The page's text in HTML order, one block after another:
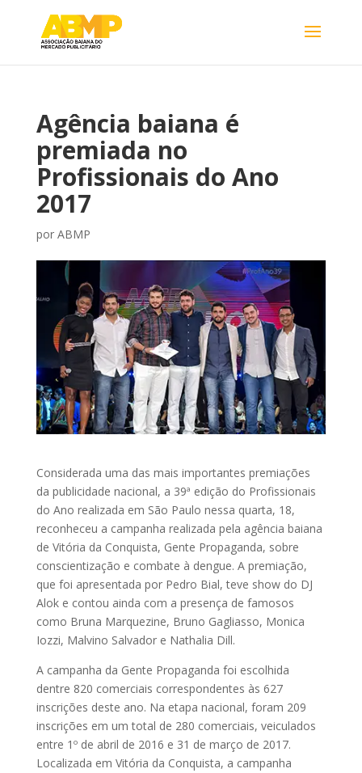
Agência baiana é
premiada no
Profissionais do Ano
2017
por ABMP
Considerada uma das mais importantes premiações
da publicidade nacional, a 39ª edição do Profissionais
do Ano realizada em São Paulo nessa quarta, 18,
reconheceu a campanha realizada pela agência baiana
de Vitória da Conquista, Gente Propaganda, sobre
conscientização e combate à dengue. A premiação,
que foi apresentada por Pedro Bial, teve show do DJ
Alok e contou ainda com a presença de famosos
como Bruna Marquezine, Bruno Gagliasso, Monica
Iozzi, Malvino Salvador e Nathalia Dill.
A campanha da Gente Propaganda foi escolhida
dentre 820 comerciais correspondentes às 627
inscrições deste ano. Na etapa nacional, foram 209
inscrições em um total de 280 comerciais, veiculados
entre 1º de abril de 2016 e 31 de março de 2017.
Localizada em Vitória da Conquista, a campanha